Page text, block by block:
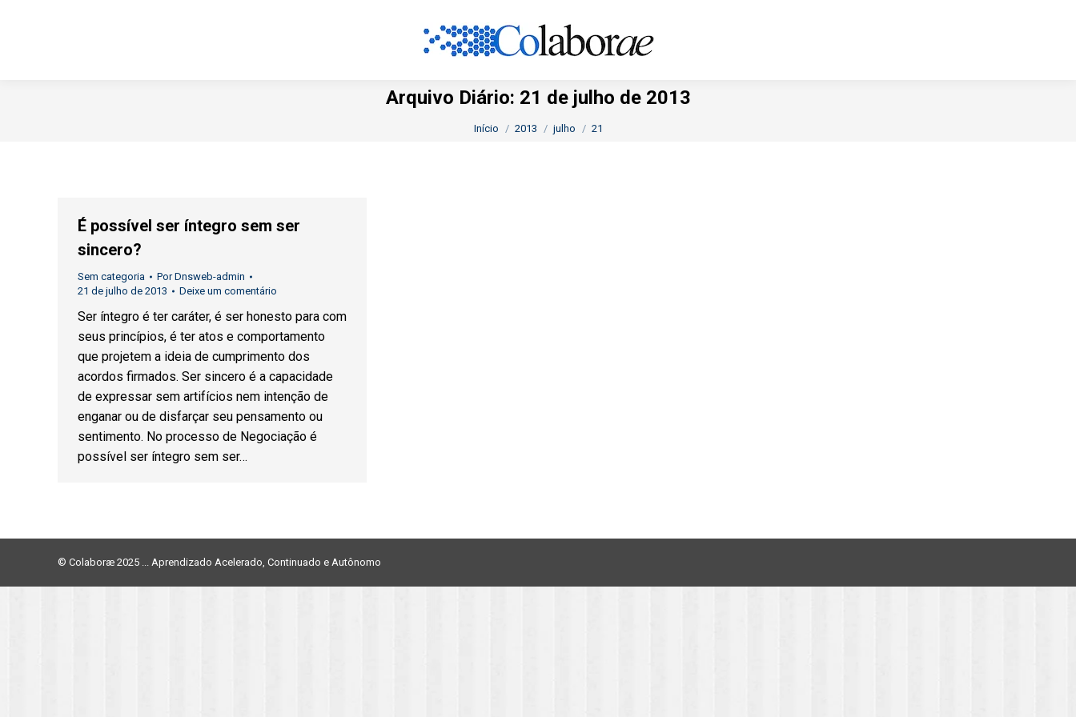
Arquivo Diário: 21 de julho de 2013
Você está aqui:
Início 2013 julho 21
É possível ser íntegro sem ser
sincero?
Sem categoria PorDnsweb-admin
21 de julho de 2013
Deixe um comentário
Ser íntegro é ter caráter, é ser honesto para com
seus princípios, é ter atos e comportamento
que projetem a ideia de cumprimento dos
acordos firmados. Ser sincero é a capacidade
de expressar sem artifícios nem intenção de
enganar ou de disfarçar seu pensamento ou
sentimento. No processo de Negociação é
possível ser íntegro sem ser…
© Colaboræ 2025 ... Aprendizado Acelerado, Continuado e Autônomo